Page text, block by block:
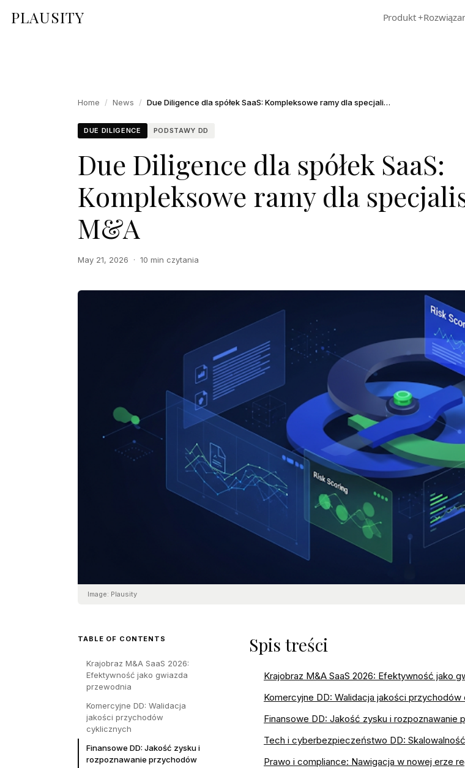
PLAUSITY Produkt+
Home / News / Due Diligence dla spółek SaaS: Kompleksowe ramy dla specjalistów M&A
DUE DILIGENCE PODSTAWY DD
Due Diligence dla spółek SaaS:
Kompleksowe ramy dla
M&A
May 21, 2026 · 10 min czytania
Image: Plausity
TABLE OF CONTENTS
Krajobraz M&A SaaS 2026:
Efektywność jako gwiazda
przewodnia
Komercyjne DD: Walidacja
jakości przychodów
cyklicznych
Finansowe DD: Jakość zysku i
rozpoznawanie przychodów
Spis treści
Krajobraz M&A SaaS 2026: Efektywność jako
Komercyjne DD: Walidacja jakości
Finansowe DD: Jakość zysku i rozpoznawanie
Tech i cyberbezpieczeństwo DD:
Prawo i compliance: Nawigacja w nowej erze